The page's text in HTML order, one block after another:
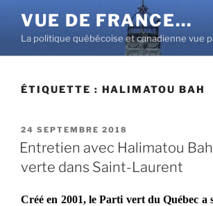
contenu
principal
VUE DE FRANCE…
La politique québécoise et canadienne vue
ÉTIQUETTE : HALIMATOU BAH
PUBLIÉ
LE
24 SEPTEMBRE 2018
Entretien avec Halimatou
verte dans Saint-Laurent
Crééen 2001, le Parti vert du Québec a